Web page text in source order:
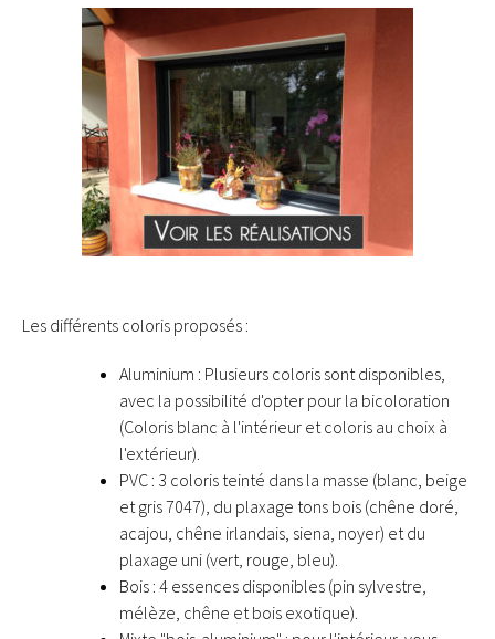
Les différents coloris proposés :
Aluminium : Plusieurs coloris sont disponibles,
avec la possibilité d'opter pour la bicoloration
(Coloris blanc à l'intérieur et coloris au choix à
l'extérieur).
PVC : 3 coloris teinté dans la masse (blanc, beige
et gris 7047), du plaxage tons bois (chêne doré,
acajou, chêne irlandais, siena, noyer) et du
plaxage uni (vert, rouge, bleu).
Bois : 4 essences disponibles (pin sylvestre,
mélèze, chêne et bois exotique).